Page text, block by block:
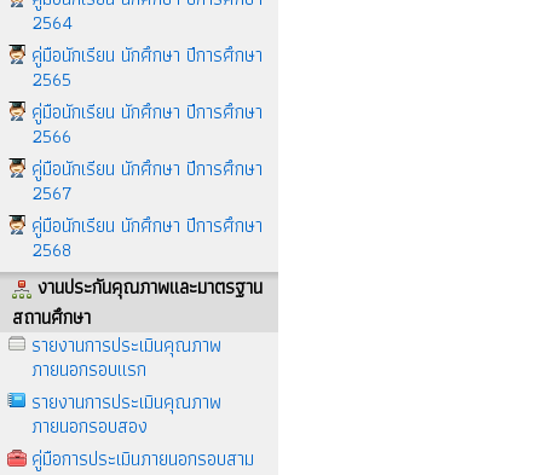
2564
คู่มือนักเรียน นักศึกษา ปีการศึกษา
2565
คู่มือนักเรียน นักศึกษา ปีการศึกษา
2566
คู่มือนักเรียน นักศึกษา ปีการศึกษา
2567
คู่มือนักเรียน นักศึกษา ปีการศึกษา
2568
งานประกันคุณภาพและมาตรฐาน
สถานศึกษา
รายงานการประเมินคุณภาพ
ภายนอกรอบแรก
รายงานการประเมินคุณภาพ
ภายนอกรอบสอง
คู่มือการประเมินภายนอกรอบสาม